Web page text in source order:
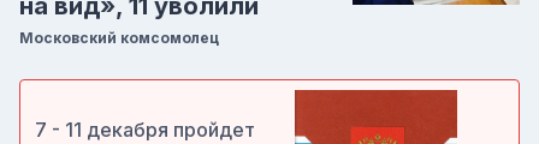
на вид», 11 уволили
Московский комсомолец
7 - 11 декабря пройдет